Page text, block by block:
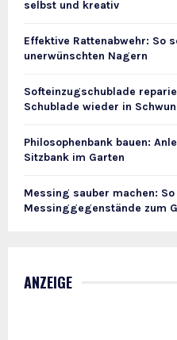
selbst und kreativ
Effektive Rattenabwehr: So
unerwünschten Nagern
Softeinzugschublade
Schublade wieder in
Philosophenbank bauen:
Sitzbank im Garten
Messing sauber machen:
Messinggegenstände zum
ANZEIGE